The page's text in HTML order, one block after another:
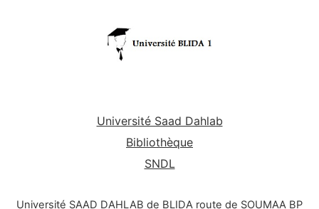
Université Saad Dahlab
Bibliothèque
SNDL
Université SAAD DAHLAB de BLIDA route de SOUMAA BP